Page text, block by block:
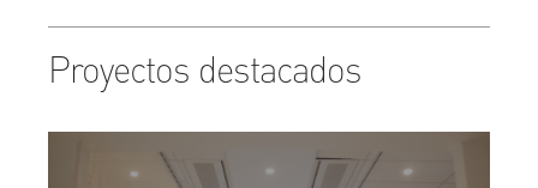
Proyectos destacados